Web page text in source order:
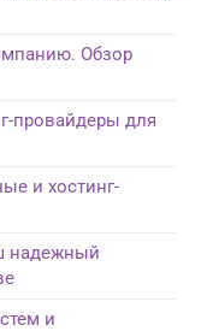
Обзор
провайдеры для
и хостинг-
надежный
и